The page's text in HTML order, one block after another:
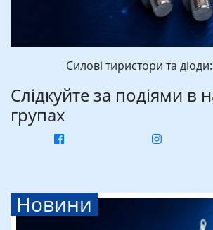
Силові тиристори та
Слідкуйте за подіями в
групах
Новини